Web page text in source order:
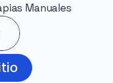
Manuales